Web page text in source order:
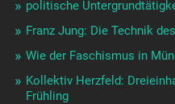
politische
Franz Jung: Die Technik
Wie der Faschismus in
Kollektiv Herzfeld:
Frühling